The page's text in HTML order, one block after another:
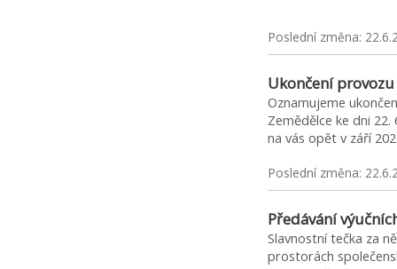
Poslední změna:
Ukončení
Oznamujeme
Zemědělce ke dni
na vás opět v září
Poslední změna:
Předávání
Slavnostní tečka za
prostorách